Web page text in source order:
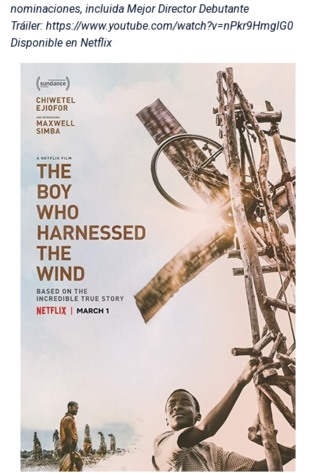
nominaciones, incluida Mejor Director Debutante
Tráiler: https://www.youtube.com/watch?v=nPkr9HmglG0
Disponible en Netflix